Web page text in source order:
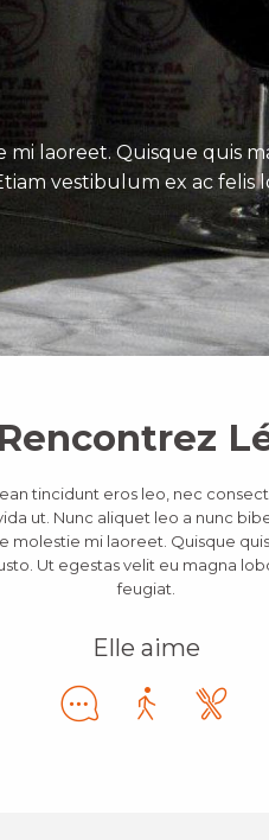
laoreet. Quisque quis
vestibulum ex ac felis
Rencontrez
tincidunt eros leo, nec
ut. Nunc aliquet leo a nunc
molestie mi laoreet. Quisque
Ut egestas velit eu magna
feugiat.
Elle aime